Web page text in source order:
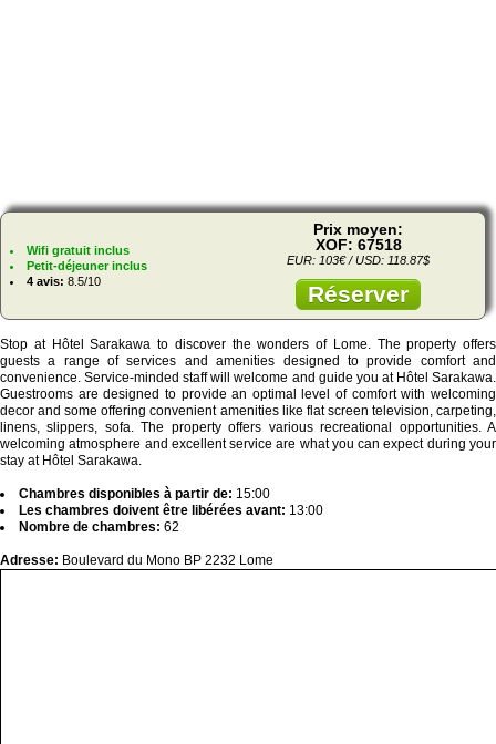
Wifi gratuit inclus
Petit-déjeuner inclus
4 avis: 8.5/10
Prix moyen:
XOF: 67518
EUR: 103€ / USD: 118.87$
Réserver
Stop at Hôtel Sarakawa to discover the wonders of Lome. The property offers
guests a range of services and amenities designed to provide comfort and
convenience. Service-minded staff will welcome and guide you at Hôtel Sarakawa.
Guestrooms are designed to provide an optimal level of comfort with welcoming
decor and some offering convenient amenities like flat screen television, carpeting,
linens, slippers, sofa. The property offers various recreational opportunities. A
welcoming atmosphere and excellent service are what you can expect during your
stay at Hôtel Sarakawa.
Chambres disponibles à partir de: 15:00
Les chambres doivent être libérées avant: 13:00
Nombre de chambres: 62
Adresse: Boulevard du Mono BP 2232 Lome